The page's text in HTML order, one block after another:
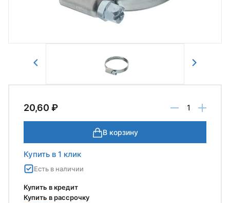
20,60 ₽
В корзину
Купить в 1 клик
Есть в наличии
Купить в кредит
Купить в рассрочку